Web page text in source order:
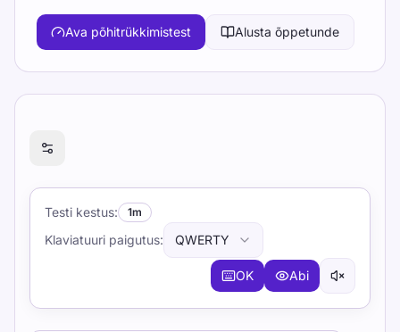
Ava põhitrükkimistest Alusta õppetunde
Kas olete valmis oma tippimisoskusi proovile panema?
Testi kestus: 1m
Klaviatuuri paigutus: QWERTY
OK Abi